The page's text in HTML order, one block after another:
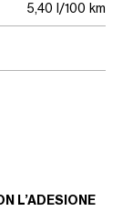
5,40 l/100 km
L’ADESIONE